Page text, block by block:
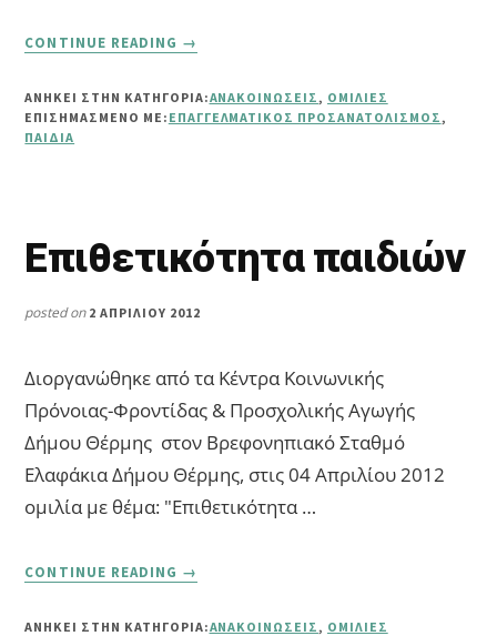
CONTINUE READING
ΕΠΑΓΓΕΛΜΑΤΙΚΌΣ
→
ΑΝΗΚΕΙ ΣΤΗΝ ΚΑΤΗΓΟΡΙΑ:ΑΝΑΚΟΙΝΏΣΕΙΣ , ΟΜΙΛΊΕΣ
ΕΠΙΣΗΜΑΣΜΈΝΟ ΜΕ: ΕΠΑΓΓΕΛΜΑΤΙΚΌΣ ΠΡΟΣΑΝΑΤΟΛΙΣΜΌΣ ,
ΠΑΙΔΙΆ
Επιθετικότητα παιδιών
posted on 2 ΑΠΡΙΛΊΟΥ 2012
Διοργανώθηκε από τα Κέντρα Κοινωνικής
Πρόνοιας-Φροντίδας & Προσχολικής Αγωγής
Δήμου Θέρμης στον Βρεφονηπιακό Σταθμό
Ελαφάκια Δήμου Θέρμης, στις 04 Απριλίου 2012
ομιλία με θέμα: "Επιθετικότητα …
CONTINUE READING
ΕΠΙΘΕΤΙΚΌΤΗΤΑ
→
ΑΝΗΚΕΙ ΣΤΗΝ ΚΑΤΗΓΟΡΙΑ:ΑΝΑΚΟΙΝΏΣΕΙΣ , ΟΜΙΛΊΕΣ